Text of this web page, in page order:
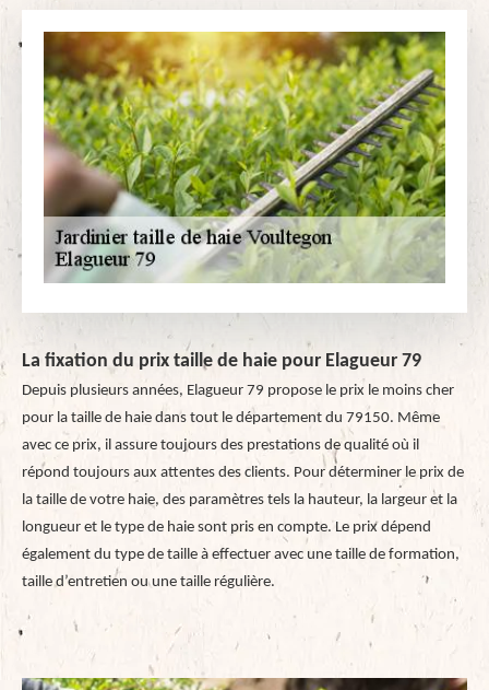
La fixation du prix taille de haie pour Elagueur 79
Depuis plusieurs années, Elagueur 79 propose le prix le moins cher
pour la taille de haie dans tout le département du 79150. Même
avec ce prix, il assure toujours des prestations de qualité où il
répond toujours aux attentes des clients. Pour déterminer le prix de
la taille de votre haie, des paramètres tels la hauteur, la largeur et la
longueur et le type de haie sont pris en compte. Le prix dépend
également du type de taille à effectuer avec une taille de formation,
taille d’entretien ou une taille régulière.